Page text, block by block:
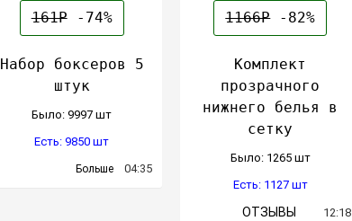
161Р-74%
Набор боксеров 5
штук
Было: 9997 шт
Есть: 9850 шт
Больше 04:35
1166Р-82%
Комплект
прозрачного
нижнего белья в
сетку
Было: 1265 шт
Есть: 1127 шт
ОТЗЫВЫ 12:18